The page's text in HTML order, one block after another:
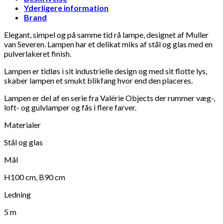
Add to Wishlist
198DKKTilføj til kurv
Yderligere information
Brand
Elegant, simpel og på samme tid rå lampe, designet af Muller
van Severen. Lampen har et delikat miks af stål og glas med en
pulverlakeret finish.
Lampen er tidløs i sit industrielle design og med sit flotte lys,
skaber lampen et smukt blikfang hvor end den placeres.
Lampen er del af en serie fra Valérie Objects der rummer væg-,
loft- og gulvlamper og fås i flere farver.
Materialer
Stål og glas
Mål
H100 cm, B90 cm
Ledning
5 m